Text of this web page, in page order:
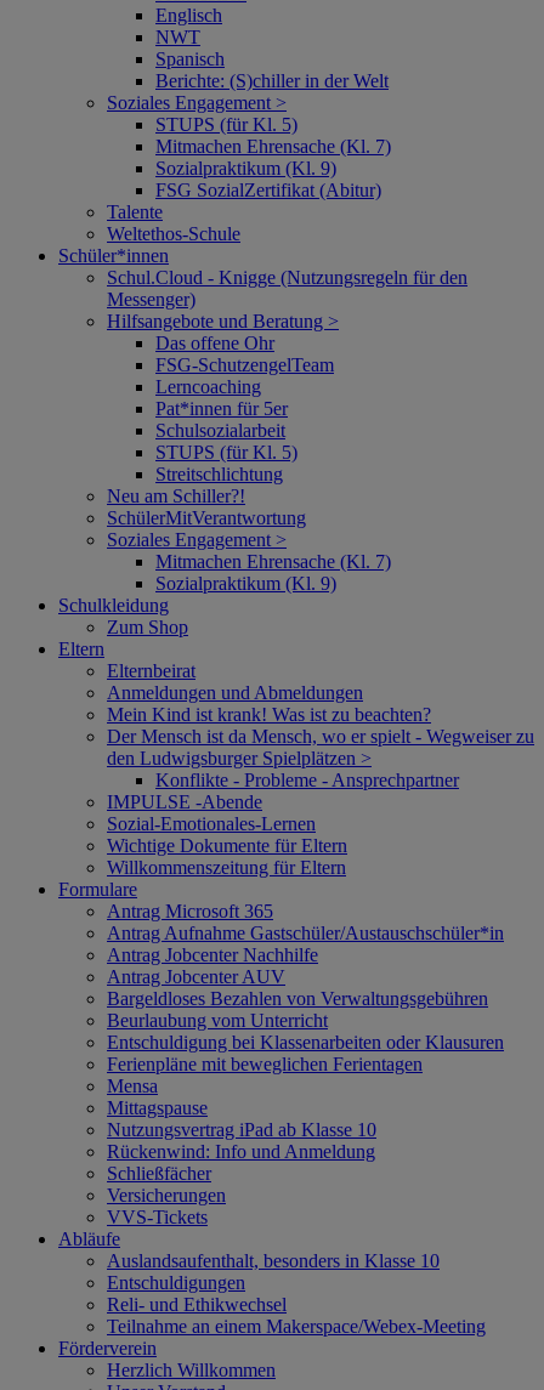
Englisch
NWT
Spanisch
Berichte: (S)chiller in der Welt
Soziales Engagement >
STUPS (für Kl. 5)
Mitmachen Ehrensache (Kl. 7)
Sozialpraktikum (Kl. 9)
FSG SozialZertifikat (Abitur)
Talente
Weltethos-Schule
Schüler*innen
Schul.Cloud - Knigge (Nutzungsregeln für den
Messenger)
Hilfsangebote und Beratung >
Das offene Ohr
FSG-SchutzengelTeam
Lerncoaching
Pat*innen für 5er
Schulsozialarbeit
STUPS (für Kl. 5)
Streitschlichtung
Neu am Schiller?!
SchülerMitVerantwortung
Soziales Engagement >
Mitmachen Ehrensache (Kl. 7)
Sozialpraktikum (Kl. 9)
Schulkleidung
Zum Shop
Eltern
Elternbeirat
Anmeldungen und Abmeldungen
Mein Kind ist krank! Was ist zu beachten?
Der Mensch ist da Mensch, wo er spielt - Wegweiser zu
den Ludwigsburger Spielplätzen >
Konflikte - Probleme - Ansprechpartner
IMPULSE -Abende
Sozial-Emotionales-Lernen
Wichtige Dokumente für Eltern
Willkommenszeitung für Eltern
Formulare
Antrag Microsoft 365
Antrag Aufnahme Gastschüler/Austauschschüler*in
Antrag Jobcenter Nachhilfe
Antrag Jobcenter AUV
Bargeldloses Bezahlen von Verwaltungsgebühren
Beurlaubung vom Unterricht
Entschuldigung bei Klassenarbeiten oder Klausuren
Ferienpläne mit beweglichen Ferientagen
Mensa
Mittagspause
Nutzungsvertrag iPad ab Klasse 10
Rückenwind: Info und Anmeldung
Schließfächer
Versicherungen
VVS-Tickets
Abläufe
Auslandsaufenthalt, besonders in Klasse 10
Entschuldigungen
Reli- und Ethikwechsel
Teilnahme an einem Makerspace/Webex-Meeting
Förderverein
Herzlich Willkommen